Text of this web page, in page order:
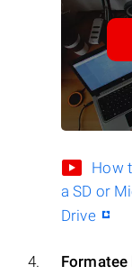
How
a SD or
Drive